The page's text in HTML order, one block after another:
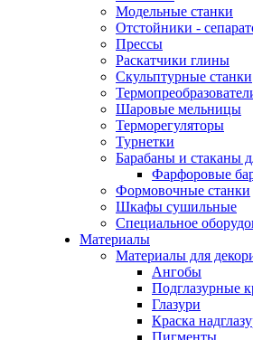
Модельные станки
Отстойники -
Прессы
Раскатчики глины
Скульптурные станки
Шаровые мельницы
Терморегуляторы
Турнетки
Барабаны и стаканы
Фарфоровые
Формовочные станки
Шкафы сушильные
Специальное
Материалы
Материалы для
Ангобы
Подглазурные
Глазури
Краска
Пигменты